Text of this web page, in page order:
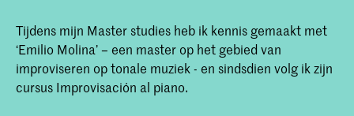
Tijdens mijn Master studies heb ik kennis gemaakt met
‘Emilio Molina’ – een master op het gebied van
improviseren op tonale muziek - en sindsdien volg ik zijn
cursus Improvisación al piano.